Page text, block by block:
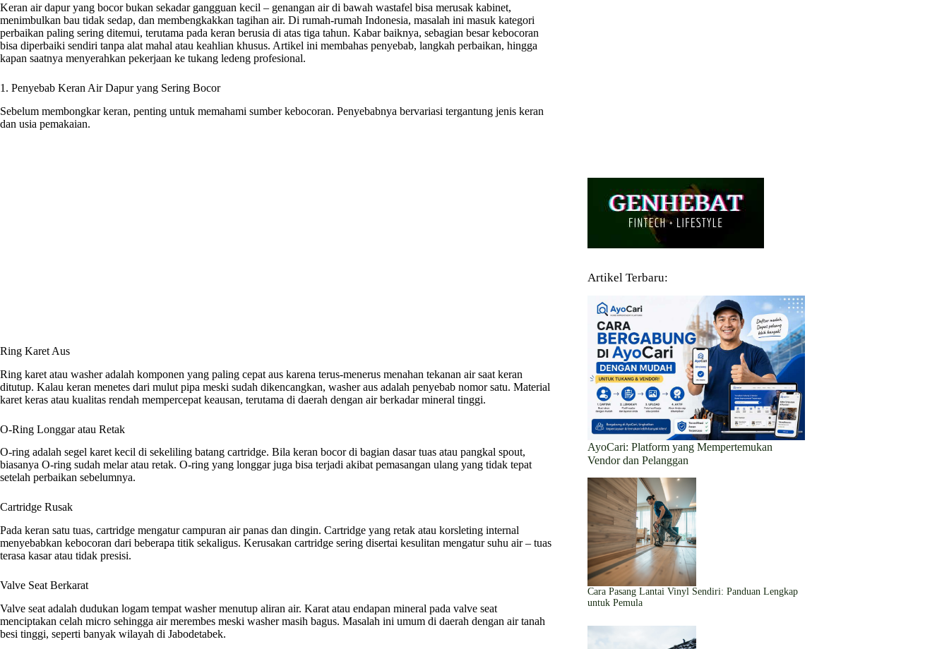
Keran air dapur yang bocor bukan sekadar gangguan kecil – genangan air di bawah wastafel bisa merusak kabinet,
menimbulkan bau tidak sedap, dan membengkakkan tagihan air. Di rumah-rumah Indonesia, masalah ini masuk kategori
perbaikan paling sering ditemui, terutama pada keran berusia di atas tiga tahun. Kabar baiknya, sebagian besar kebocoran
bisa diperbaiki sendiri tanpa alat mahal atau keahlian khusus. Artikel ini membahas penyebab, langkah perbaikan, hingga
kapan saatnya menyerahkan pekerjaan ke tukang ledeng profesional.
1. Penyebab Keran Air Dapur yang Sering Bocor
Sebelum membongkar keran, penting untuk memahami sumber kebocoran. Penyebabnya bervariasi tergantung jenis keran
dan usia pemakaian.
Ring Karet Aus
Ring karet atau washer adalah komponen yang paling cepat aus karena terus-menerus menahan tekanan air saat keran
ditutup. Kalau keran menetes dari mulut pipa meski sudah dikencangkan, washer aus adalah penyebab nomor satu. Material
karet keras atau kualitas rendah mempercepat keausan, terutama di daerah dengan air berkadar mineral tinggi.
O-Ring Longgar atau Retak
O-ring adalah segel karet kecil di sekeliling batang cartridge. Bila keran bocor di bagian dasar tuas atau pangkal spout,
biasanya O-ring sudah melar atau retak. O-ring yang longgar juga bisa terjadi akibat pemasangan ulang yang tidak tepat
setelah perbaikan sebelumnya.
Cartridge Rusak
Pada keran satu tuas, cartridge mengatur campuran air panas dan dingin. Cartridge yang retak atau korsleting internal
menyebabkan kebocoran dari beberapa titik sekaligus. Kerusakan cartridge sering disertai kesulitan mengatur suhu air – tuas
terasa kasar atau tidak presisi.
Valve Seat Berkarat
Valve seat adalah dudukan logam tempat washer menutup aliran air. Karat atau endapan mineral pada valve seat
menciptakan celah micro sehingga air merembes meski washer masih bagus. Masalah ini umum di daerah dengan air tanah
besi tinggi, seperti banyak wilayah di Jabodetabek.
Artikel Terbaru:
AyoCari: Platform yang Mempertemukan
Vendor dan Pelanggan
Cara Pasang Lantai Vinyl Sendiri: Panduan Lengkap
untuk Pemula